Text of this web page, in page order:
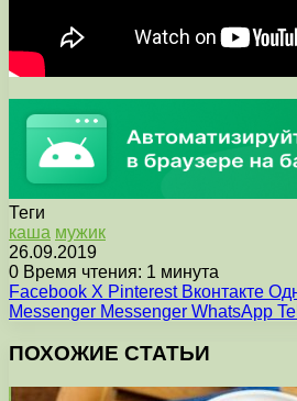
Теги
каша мужик
26.09.2019
0 Время чтения: 1 минута
Facebook X Pinterest Вконтакте
Messenger Messenger WhatsApp
ПОХОЖИЕ СТАТЬИ